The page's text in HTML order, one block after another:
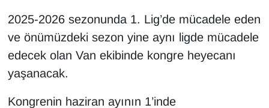
2025-2026 sezonunda 1. Lig’de mücadele eden
ve önümüzdeki sezon yine aynı ligde mücadele
edecek olan Van ekibinde kongre heyecanı
yaşanacak.
Kongrenin haziran ayının 1’inde
Kadın
Kamu Alımları